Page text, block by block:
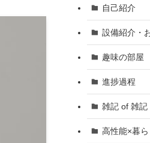
自己紹介
設備紹介・
趣味の部屋
進捗過程
雑記 of 雑記
高性能×暮ら